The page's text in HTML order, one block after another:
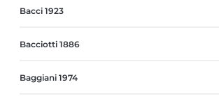
Bacci 1923
Bacciotti 1886
Baggiani 1974